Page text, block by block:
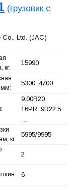
(грузовик с
Co., Ltd. (JAC)
кг:
15990
мм:
5300, 4700
9.00R20
16PR, 9R22.5
…
кг:
5995/9995
2
шин: 6